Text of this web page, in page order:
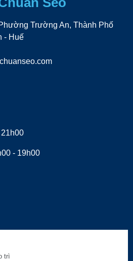
Trường An, Thành Phố
- Huế
- 19h00
trì